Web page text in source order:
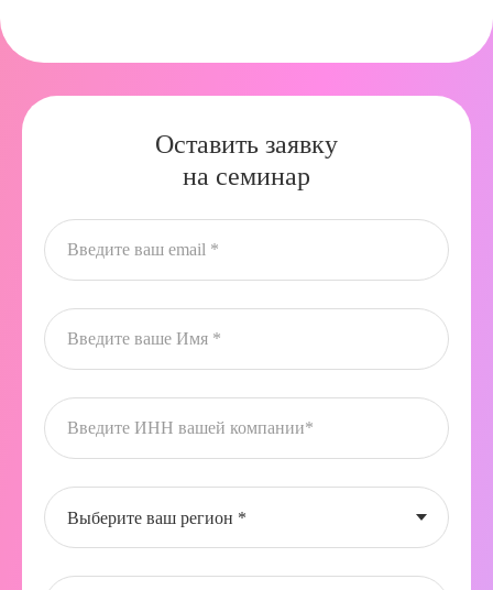
Оставить заявку
на семинар